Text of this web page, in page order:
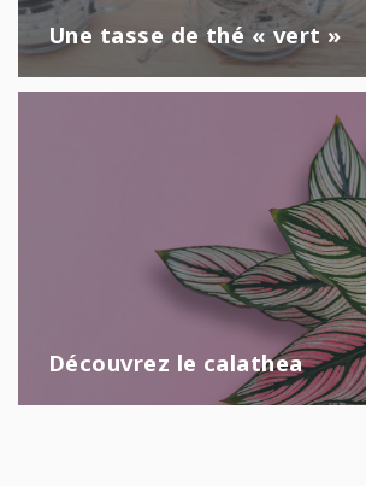
Une tasse de thé « vert »
Découvrez le calathea